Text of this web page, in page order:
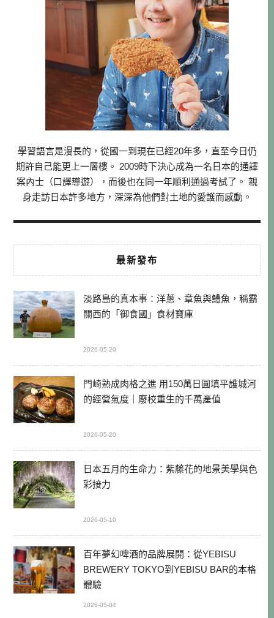
學習語言是漫長的，從國一到現在已經20年多，直至今日仍
期許自己能更上一層樓。 2009時下決心成為一名日本的通譯
案內士（口譯導遊），而後也在同一年順利通過考試了。 親
身走訪日本許多地方，深深為他們對土地的愛護而感動。
最新發布
淡路島的真本事：洋蔥、章魚與鱧魚，稱霸
關西的「御食國」食材寶庫
2026-05-20
門崎熟成肉格之進 用150萬日圓填平護城河
的經營氣度｜廢校重生的千萬產值
2026-05-20
日本五月的生命力：紫藤花的地景美學與色
彩接力
2026-05-10
百年夢幻啤酒的品牌展開：從YEBISU
BREWERY TOKYO到YEBISU BAR的本格
體驗
2026-05-04